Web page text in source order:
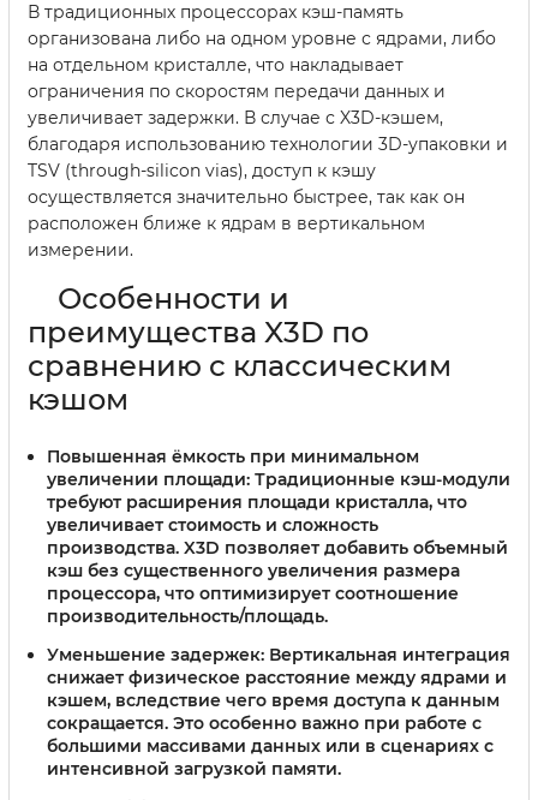
В традиционных процессорах кэш-память
организована либо на одном уровне с ядрами, либо
на отдельном кристалле, что накладывает
ограничения по скоростям передачи данных и
увеличивает задержки. В случае с X3D-кэшем,
благодаря использованию технологии 3D-упаковки и
TSV (through-silicon vias), доступ к кэшу
осуществляется значительно быстрее, так как он
расположен ближе к ядрам в вертикальном
измерении.
Особенности и
преимущества X3D по
сравнению с классическим
кэшом
Повышенная ёмкость при минимальном
увеличении площади: Традиционные кэш-модули
требуют расширения площади кристалла, что
увеличивает стоимость и сложность
производства. X3D позволяет добавить объемный
кэш без существенного увеличения размера
процессора, что оптимизирует соотношение
производительность/площадь.
Уменьшение задержек: Вертикальная интеграция
снижает физическое расстояние между ядрами и
кэшем, вследствие чего время доступа к данным
сокращается. Это особенно важно при работе с
большими массивами данных или в сценариях с
интенсивной загрузкой памяти.